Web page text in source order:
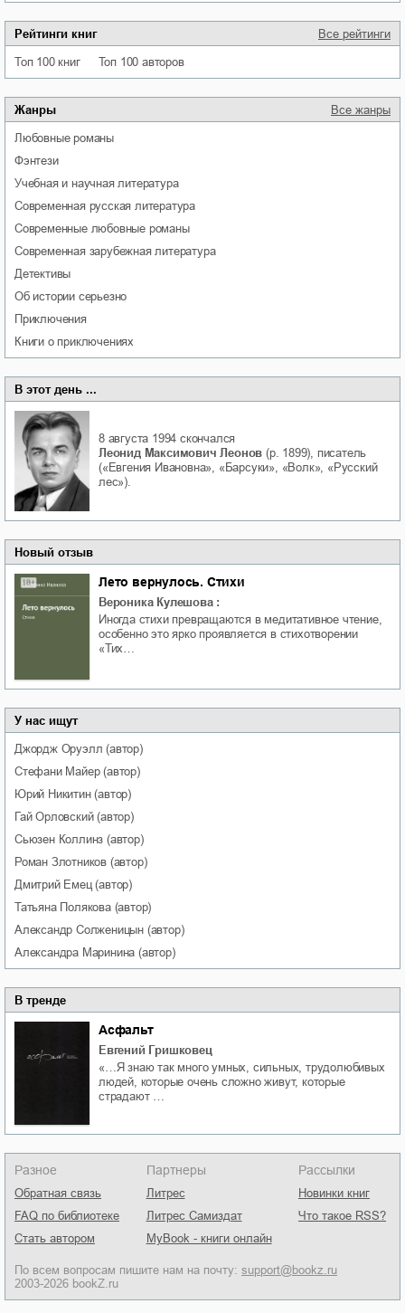
Рейтинги книг Все рейтинги
Топ 100 книг Топ 100 авторов
Жанры Все жанры
любовные романы
фэнтези
учебная и научная литература
современная русская литература
современные любовные романы
современная зарубежная литература
детективы
об истории серьезно
приключения
книги о приключениях
В этот день ...
8 августа 1994 скончался
Леонид Максимович Леонов (р. 1899), писатель
(«Евгения Ивановна», «Барсуки», «Волк», «Русский
лес»).
Новый отзыв
Лето вернулось. Стихи
Вероника Кулешова :
Иногда стихи превращаются в медитативное чтение,
особенно это ярко проявляется в стихотворении
«Тих…
У нас ищут
Джордж Оруэлл (автор)
Стефани Майер(автор)
Юрий Никитин(автор)
Гай Орловский(автор)
Сьюзен Коллинз (автор)
Роман Злотников (автор)
Дмитрий Емец(автор)
Татьяна Полякова(автор)
Александр Солженицын (автор)
Александра Маринина (автор)
В тренде
Асфальт
Евгений Гришковец
«…Я знаю так много умных, сильных, трудолюбивых
людей, которые очень сложно живут, которые
страдают …
Разное
Обратная связь
FAQ по библиотеке
Стать автором
Партнеры
Литрес
Литрес Самиздат
MyBook - книги онлайн
Рассылки
Новинки книг
Что такое RSS?
По всем вопросам пишите нам на почту: support@bookz.ru
2003-2026 bookZ.ru